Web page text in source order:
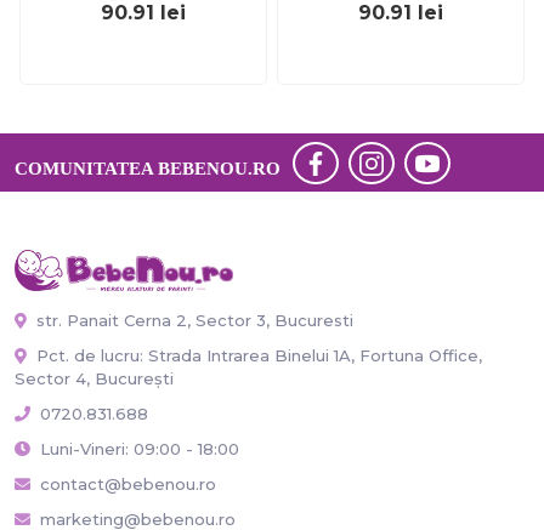
90.91 lei 90.91 lei
COMUNITATEA BEBENOU.RO
str. Panait Cerna 2, Sector 3, Bucuresti
Pct. de lucru: Strada Intrarea Binelui 1A, Fortuna Office,
Sector 4, București
0720.831.688
Luni-Vineri: 09:00 - 18:00
contact@bebenou.ro
marketing@bebenou.ro